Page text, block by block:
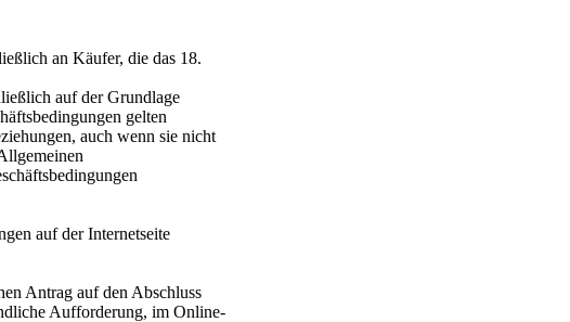
an Käufer, die das 18.
auf der Grundlage
gelten
auch wenn sie nicht
auf der Internetseite
Antrag auf den Abschluss
Aufforderung, im Online-